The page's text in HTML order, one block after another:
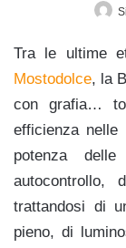
Tra le ultime
Mostodolce, la
con grafia…
efficienza nelle
potenza
autocontrollo,
trattandosi di
pieno, di